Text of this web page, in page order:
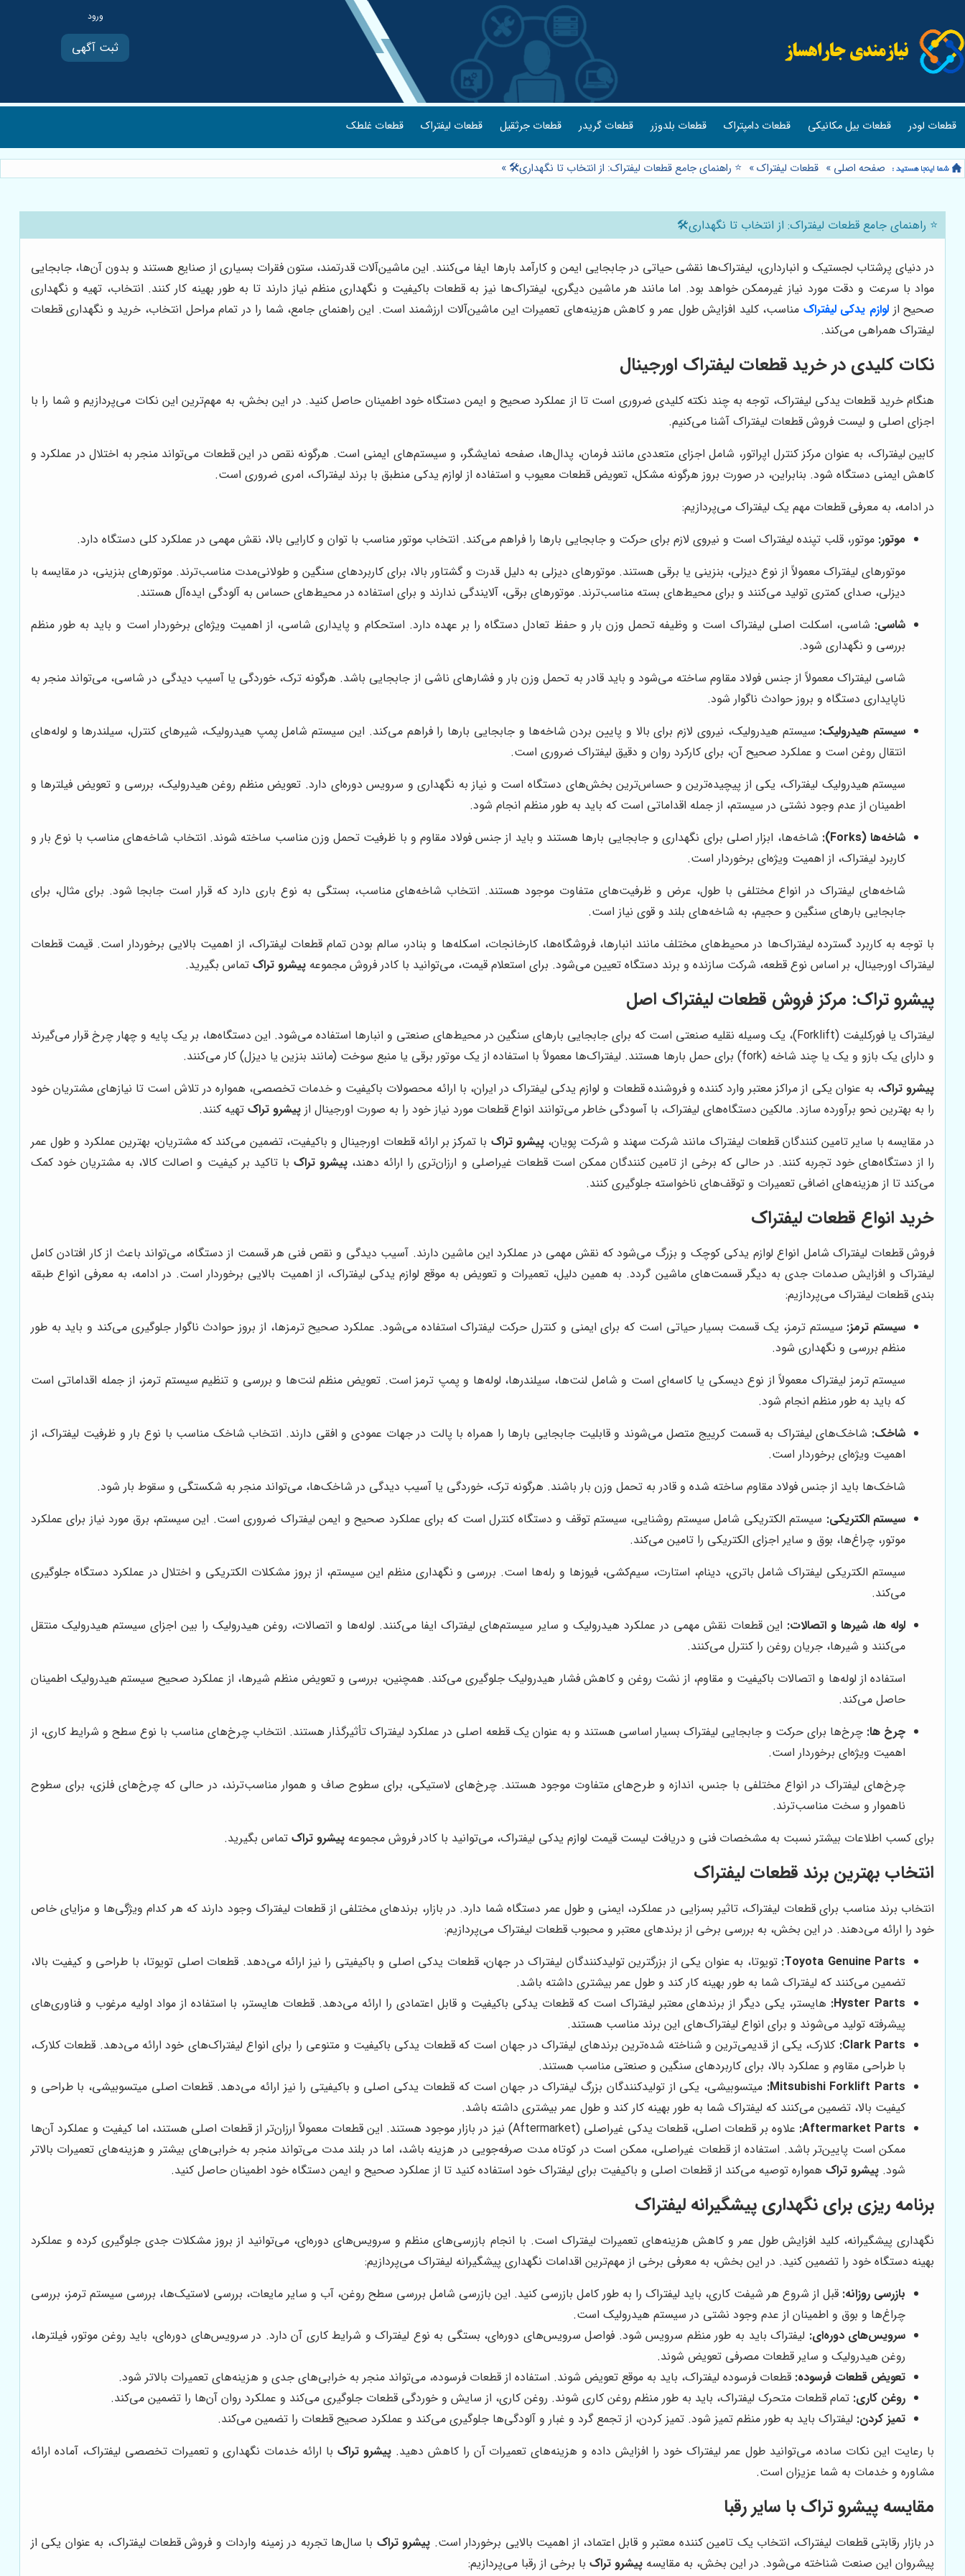
ثبت آگهی
قطعات لودر قطعات بیل مکانیکی قطعات دامپتراک قطعات بلدوزر قطعات گریدر قطعات جرثقیل قطعات لیفتراک قطعات غلطک
صفحه اصلی » قطعات لیفتراک» ⭐️ راهنمای جامع قطعات لیفتراک: از انتخاب تا نگهداری🛠️»
⭐️ راهنمای جامع قطعات لیفتراک: از انتخاب تا نگهداری🛠️
در دنیای پرشتاب لجستیک و انبارداری، لیفتراک‌ها نقشی حیاتی در جابجایی ایمن و کارآمد بارها ایفا می‌کنند. این ماشین‌آلات قدرتمند، ستون فقرات بسیاری از صنایع هستند و بدون آن‌ها، جابجایی
مواد با سرعت و دقت مورد نیاز غیرممکن خواهد بود. اما مانند هر ماشین دیگری، لیفتراک‌ها نیز به قطعات باکیفیت و نگهداری منظم نیاز دارند تا به طور بهینه کار کنند. انتخاب، تهیه و نگهداری
صحیح از لوازم یدکی لیفتراک مناسب، کلید افزایش طول عمر و کاهش هزینه‌های تعمیرات این ماشین‌آلات ارزشمند است. این راهنمای جامع، شما را در تمام مراحل انتخاب، خرید و نگهداری قطعات
لیفتراک همراهی می‌کند.
نکات کلیدی در خرید قطعات لیفتراک اورجینال
هنگام خرید قطعات یدکی لیفتراک، توجه به چند نکته کلیدی ضروری است تا از عملکرد صحیح و ایمن دستگاه خود اطمینان حاصل کنید. در این بخش، به مهم‌ترین این نکات می‌پردازیم و شما را با
اجزای اصلی و لیست فروش قطعات لیفتراک آشنا می‌کنیم.
کابین لیفتراک، به عنوان مرکز کنترل اپراتور، شامل اجزای متعددی مانند فرمان، پدال‌ها، صفحه نمایشگر، و سیستم‌های ایمنی است. هرگونه نقص در این قطعات می‌تواند منجر به اختلال در عملکرد و
کاهش ایمنی دستگاه شود. بنابراین، در صورت بروز هرگونه مشکل، تعویض قطعات معیوب و استفاده از لوازم یدکی منطبق با برند لیفتراک، امری ضروری است.
در ادامه، به معرفی قطعات مهم یک لیفتراک می‌پردازیم:
موتور: موتور، قلب تپنده لیفتراک است و نیروی لازم برای حرکت و جابجایی بارها را فراهم می‌کند. انتخاب موتور مناسب با توان و کارایی بالا، نقش مهمی در عملکرد کلی دستگاه دارد.
موتورهای لیفتراک معمولاً از نوع دیزلی، بنزینی یا برقی هستند. موتورهای دیزلی به دلیل قدرت و گشتاور بالا، برای کاربردهای سنگین و طولانی‌مدت مناسب‌ترند. موتورهای بنزینی، در مقایسه با
دیزلی، صدای کمتری تولید می‌کنند و برای محیط‌های بسته مناسب‌ترند. موتورهای برقی، آلایندگی ندارند و برای استفاده در محیط‌های حساس به آلودگی ایده‌آل هستند.
شاسی: شاسی، اسکلت اصلی لیفتراک است و وظیفه تحمل وزن بار و حفظ تعادل دستگاه را بر عهده دارد. استحکام و پایداری شاسی، از اهمیت ویژه‌ای برخوردار است و باید به طور منظم
بررسی و نگهداری شود.
شاسی لیفتراک معمولاً از جنس فولاد مقاوم ساخته می‌شود و باید قادر به تحمل وزن بار و فشارهای ناشی از جابجایی باشد. هرگونه ترک، خوردگی یا آسیب دیدگی در شاسی، می‌تواند منجر به
ناپایداری دستگاه و بروز حوادث ناگوار شود.
سیستم هیدرولیک: سیستم هیدرولیک، نیروی لازم برای بالا و پایین بردن شاخه‌ها و جابجایی بارها را فراهم می‌کند. این سیستم شامل پمپ هیدرولیک، شیرهای کنترل، سیلندرها و لوله‌های
انتقال روغن است و عملکرد صحیح آن، برای کارکرد روان و دقیق لیفتراک ضروری است.
سیستم هیدرولیک لیفتراک، یکی از پیچیده‌ترین و حساس‌ترین بخش‌های دستگاه است و نیاز به نگهداری و سرویس دوره‌ای دارد. تعویض منظم روغن هیدرولیک، بررسی و تعویض فیلترها و
اطمینان از عدم وجود نشتی در سیستم، از جمله اقداماتی است که باید به طور منظم انجام شود.
شاخه‌ها (Forks):
شاخه‌ها، ابزار اصلی برای نگهداری و جابجایی بارها هستند و باید از جنس فولاد مقاوم و با ظرفیت تحمل وزن مناسب ساخته شوند. انتخاب شاخه‌های مناسب با نوع بار و
کاربرد لیفتراک، از اهمیت ویژه‌ای برخوردار است.
شاخه‌های لیفتراک در انواع مختلفی با طول، عرض و ظرفیت‌های متفاوت موجود هستند. انتخاب شاخه‌های مناسب، بستگی به نوع باری دارد که قرار است جابجا شود. برای مثال، برای
جابجایی بارهای سنگین و حجیم، به شاخه‌های بلند و قوی نیاز است.
با توجه به کاربرد گسترده لیفتراک‌ها در محیط‌های مختلف مانند انبارها، فروشگاه‌ها، کارخانجات، اسکله‌ها و بنادر، سالم بودن تمام قطعات لیفتراک، از اهمیت بالایی برخوردار است. قیمت قطعات
لیفتراک اورجینال، بر اساس نوع قطعه، شرکت سازنده و برند دستگاه تعیین می‌شود. برای استعلام قیمت، می‌توانید با کادر فروش مجموعه پیشرو تراکتماس بگیرید.
پیشرو تراک: مرکز فروش قطعات لیفتراک اصل
لیفتراک یا فورکلیفت (Forklift)، یک وسیله نقلیه صنعتی است که برای جابجایی بارهای سنگین در محیط‌های صنعتی و انبارها استفاده می‌شود. این دستگاه‌ها، بر یک پایه و چهار چرخ قرار می‌گیرند
و دارای یک بازو و یک یا چند شاخه (fork) برای حمل بارها هستند. لیفتراک‌ها معمولاً با استفاده از یک موتور برقی یا منبع سوخت (مانند بنزین یا دیزل) کار می‌کنند.
پیشرو تراک، به عنوان یکی از مراکز معتبر وارد کننده و فروشنده قطعات و لوازم یدکی لیفتراک در ایران، با ارائه محصولات باکیفیت و خدمات تخصصی، همواره در تلاش است تا نیازهای مشتریان خود
را به بهترین نحو برآورده سازد. مالکین دستگاه‌های لیفتراک، با آسودگی خاطر می‌توانند انواع قطعات مورد نیاز خود را به صورت اورجینال از پیشرو تراکتهیه کنند.
در مقایسه با سایر تامین کنندگان قطعات لیفتراک مانند شرکت سهند و شرکت پویان،پیشرو تراک با تمرکز بر ارائه قطعات اورجینال و باکیفیت، تضمین می‌کند که مشتریان، بهترین عملکرد و طول عمر
را از دستگاه‌های خود تجربه کنند. در حالی که برخی از تامین کنندگان ممکن است قطعات غیراصلی و ارزان‌تری را ارائه دهند، پیشرو تراک با تاکید بر کیفیت و اصالت کالا، به مشتریان خود کمک
می‌کند تا از هزینه‌های اضافی تعمیرات و توقف‌های ناخواسته جلوگیری کنند.
خرید انواع قطعات لیفتراک
فروش قطعات لیفتراک شامل انواع لوازم یدکی کوچک و بزرگ می‌شود که نقش مهمی در عملکرد این ماشین دارند. آسیب دیدگی و نقص فنی هر قسمت از دستگاه، می‌تواند باعث از کار افتادن کامل
لیفتراک و افزایش صدمات جدی به دیگر قسمت‌های ماشین گردد. به همین دلیل، تعمیرات و تعویض به موقع لوازم یدکی لیفتراک، از اهمیت بالایی برخوردار است. در ادامه، به معرفی انواع طبقه
بندی قطعات لیفتراک می‌پردازیم:
سیستم ترمز: سیستم ترمز، یک قسمت بسیار حیاتی است که برای ایمنی و کنترل حرکت لیفتراک استفاده می‌شود. عملکرد صحیح ترمزها، از بروز حوادث ناگوار جلوگیری می‌کند و باید به طور
منظم بررسی و نگهداری شود.
سیستم ترمز لیفتراک معمولاً از نوع دیسکی یا کاسه‌ای است و شامل لنت‌ها، سیلندرها، لوله‌ها و پمپ ترمز است. تعویض منظم لنت‌ها و بررسی و تنظیم سیستم ترمز، از جمله اقداماتی است
که باید به طور منظم انجام شود.
شاخک: شاخک‌های لیفتراک به قسمت کرییج متصل می‌شوند و قابلیت جابجایی بارها را همراه با پالت در جهات عمودی و افقی دارند. انتخاب شاخک مناسب با نوع بار و ظرفیت لیفتراک، از
اهمیت ویژه‌ای برخوردار است.
شاخک‌ها باید از جنس فولاد مقاوم ساخته شده و قادر به تحمل وزن بار باشند. هرگونه ترک، خوردگی یا آسیب دیدگی در شاخک‌ها، می‌تواند منجر به شکستگی و سقوط بار شود.
سیستم الکتریکی: سیستم الکتریکی شامل سیستم روشنایی، سیستم توقف و دستگاه کنترل است که برای عملکرد صحیح و ایمن لیفتراک ضروری است. این سیستم، برق مورد نیاز برای عملکرد
موتور، چراغ‌ها، بوق و سایر اجزای الکتریکی را تامین می‌کند.
سیستم الکتریکی لیفتراک شامل باتری، دینام، استارت، سیم‌کشی، فیوزها و رله‌ها است. بررسی و نگهداری منظم این سیستم، از بروز مشکلات الکتریکی و اختلال در عملکرد دستگاه جلوگیری
می‌کند.
لوله ها، شیرها و اتصالات: این قطعات نقش مهمی در عملکرد هیدرولیک و سایر سیستم‌های لیفتراک ایفا می‌کنند. لوله‌ها و اتصالات، روغن هیدرولیک را بین اجزای سیستم هیدرولیک منتقل
می‌کنند و شیرها، جریان روغن را کنترل می‌کنند.
استفاده از لوله‌ها و اتصالات باکیفیت و مقاوم، از نشت روغن و کاهش فشار هیدرولیک جلوگیری می‌کند. همچنین، بررسی و تعویض منظم شیرها، از عملکرد صحیح سیستم هیدرولیک اطمینان
حاصل می‌کند.
چرخ ها: چرخ‌ها برای حرکت و جابجایی لیفتراک بسیار اساسی هستند و به عنوان یک قطعه اصلی در عملکرد لیفتراک تأثیرگذار هستند. انتخاب چرخ‌های مناسب با نوع سطح و شرایط کاری، از
اهمیت ویژه‌ای برخوردار است.
چرخ‌های لیفتراک در انواع مختلفی با جنس، اندازه و طرح‌های متفاوت موجود هستند. چرخ‌های لاستیکی، برای سطوح صاف و هموار مناسب‌ترند، در حالی که چرخ‌های فلزی، برای سطوح
ناهموار و سخت مناسب‌ترند.
برای کسب اطلاعات بیشتر نسبت به مشخصات فنی و دریافت لیست قیمت لوازم یدکی لیفتراک، می‌توانید با کادر فروش مجموعه پیشرو تراکتماس بگیرید.
انتخاب بهترین برند قطعات لیفتراک
انتخاب برند مناسب برای قطعات لیفتراک، تاثیر بسزایی در عملکرد، ایمنی و طول عمر دستگاه شما دارد. در بازار، برندهای مختلفی از قطعات لیفتراک وجود دارند که هر کدام ویژگی‌ها و مزایای خاص
خود را ارائه می‌دهند. در این بخش، به بررسی برخی از برندهای معتبر و محبوب قطعات لیفتراک می‌پردازیم:
Toyota Genuine Parts: تویوتا، به عنوان یکی از بزرگترین تولیدکنندگان لیفتراک در جهان، قطعات یدکی اصلی و باکیفیتی را نیز ارائه می‌دهد. قطعات اصلی تویوتا، با طراحی و کیفیت بالا،
تضمین می‌کنند که لیفتراک شما به طور بهینه کار کند و طول عمر بیشتری داشته باشد.
Hyster Parts: هایستر، یکی دیگر از برندهای معتبر لیفتراک است که قطعات یدکی باکیفیت و قابل اعتمادی را ارائه می‌دهد. قطعات هایستر، با استفاده از مواد اولیه مرغوب و فناوری‌های
پیشرفته تولید می‌شوند و برای انواع لیفتراک‌های این برند مناسب هستند.
Clark Parts: کلارک، یکی از قدیمی‌ترین و شناخته شده‌ترین برندهای لیفتراک در جهان است که قطعات یدکی باکیفیت و متنوعی را برای انواع لیفتراک‌های خود ارائه می‌دهد. قطعات کلارک،
با طراحی مقاوم و عملکرد بالا، برای کاربردهای سنگین و صنعتی مناسب هستند.
Mitsubishi Forklift Parts: میتسوبیشی، یکی از تولیدکنندگان بزرگ لیفتراک در جهان است که قطعات یدکی اصلی و باکیفیتی را نیز ارائه می‌دهد. قطعات اصلی میتسوبیشی، با طراحی و
کیفیت بالا، تضمین می‌کنند که لیفتراک شما به طور بهینه کار کند و طول عمر بیشتری داشته باشد.
Aftermarket Parts:
علاوه بر قطعات اصلی، قطعات یدکی غیراصلی (Aftermarket) نیز در بازار موجود هستند. این قطعات معمولاً ارزان‌تر از قطعات اصلی هستند، اما کیفیت و عملکرد آن‌ها
ممکن است پایین‌تر باشد. استفاده از قطعات غیراصلی، ممکن است در کوتاه مدت صرفه‌جویی در هزینه باشد، اما در بلند مدت می‌تواند منجر به خرابی‌های بیشتر و هزینه‌های تعمیرات بالاتر
شود. پیشرو تراکهمواره توصیه می‌کند از قطعات اصلی و باکیفیت برای لیفتراک خود استفاده کنید تا از عملکرد صحیح و ایمن دستگاه خود اطمینان حاصل کنید.
برنامه ریزی برای نگهداری پیشگیرانه لیفتراک
نگهداری پیشگیرانه، کلید افزایش طول عمر و کاهش هزینه‌های تعمیرات لیفتراک است. با انجام بازرسی‌های منظم و سرویس‌های دوره‌ای، می‌توانید از بروز مشکلات جدی جلوگیری کرده و عملکرد
بهینه دستگاه خود را تضمین کنید. در این بخش، به معرفی برخی از مهم‌ترین اقدامات نگهداری پیشگیرانه لیفتراک می‌پردازیم:
بازرسی روزانه: قبل از شروع هر شیفت کاری، باید لیفتراک را به طور کامل بازرسی کنید. این بازرسی شامل بررسی سطح روغن، آب و سایر مایعات، بررسی لاستیک‌ها، بررسی سیستم ترمز، بررسی
چراغ‌ها و بوق و اطمینان از عدم وجود نشتی در سیستم هیدرولیک است.
سرویس‌های دوره‌ای: لیفتراک باید به طور منظم سرویس شود. فواصل سرویس‌های دوره‌ای، بستگی به نوع لیفتراک و شرایط کاری آن دارد. در سرویس‌های دوره‌ای، باید روغن موتور، فیلترها،
روغن هیدرولیک و سایر قطعات مصرفی تعویض شوند.
تعویض قطعات فرسوده: قطعات فرسوده لیفتراک، باید به موقع تعویض شوند. استفاده از قطعات فرسوده، می‌تواند منجر به خرابی‌های جدی و هزینه‌های تعمیرات بالاتر شود.
روغن کاری: تمام قطعات متحرک لیفتراک، باید به طور منظم روغن کاری شوند. روغن کاری، از سایش و خوردگی قطعات جلوگیری می‌کند و عملکرد روان آن‌ها را تضمین می‌کند.
تمیز کردن: لیفتراک باید به طور منظم تمیز شود. تمیز کردن، از تجمع گرد و غبار و آلودگی‌ها جلوگیری می‌کند و عملکرد صحیح قطعات را تضمین می‌کند.
با رعایت این نکات ساده، می‌توانید طول عمر لیفتراک خود را افزایش داده و هزینه‌های تعمیرات آن را کاهش دهید.پیشرو تراک با ارائه خدمات نگهداری و تعمیرات تخصصی لیفتراک، آماده ارائه
مشاوره و خدمات به شما عزیزان است.
مقایسه پیشرو تراک با سایر رقبا
در بازار رقابتی قطعات لیفتراک، انتخاب یک تامین کننده معتبر و قابل اعتماد، از اهمیت بالایی برخوردار است. پیشرو تراک با سال‌ها تجربه در زمینه واردات و فروش قطعات لیفتراک، به عنوان یکی از
پیشروان این صنعت شناخته می‌شود. در این بخش، به مقایسه پیشرو تراکبا برخی از رقبا می‌پردازیم: